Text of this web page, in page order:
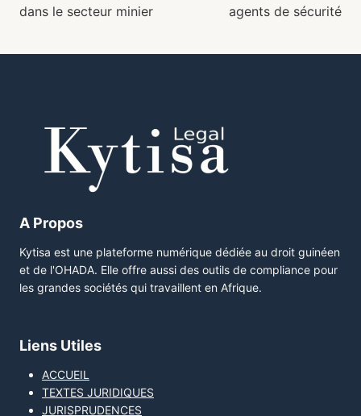
dans le secteur minier
agents de sécurité
A Propos
Kytisa est une plateforme numérique dédiée au droit guinéen
et de l'OHADA. Elle offre aussi des outils de compliance pour
les grandes sociétés qui travaillent en Afrique.
Liens Utiles
ACCUEIL
TEXTES JURIDIQUES
JURISPRUDENCES